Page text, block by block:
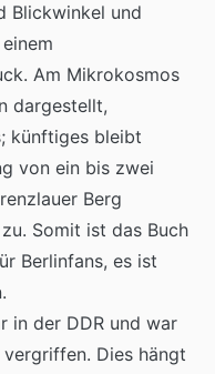
Blickwinkel und
Am Mikrokosmos
dargestellt,
künftiges bleibt
von ein bis zwei
Berg
Somit ist das Buch
Berlinfans, es ist
in der DDR und war
Dies hängt